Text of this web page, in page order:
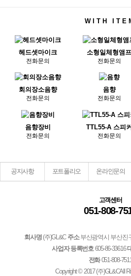
WITH
헤드셋마이크
전화문의
소형일체형앰프
전화문의
회의장소음향
전화문의
음향
전화문의
음향장비
전화문의
TTL55-A 스피커
전화문의
공지사항 포트폴리오 온라인문의
고객센터
051-808-
회사명 (주)GL&C 주소부산광역시 부산진
사업자 등록번호605-86-33616
전화051-808-7511
Copyright © 2017(주)GL&CAll